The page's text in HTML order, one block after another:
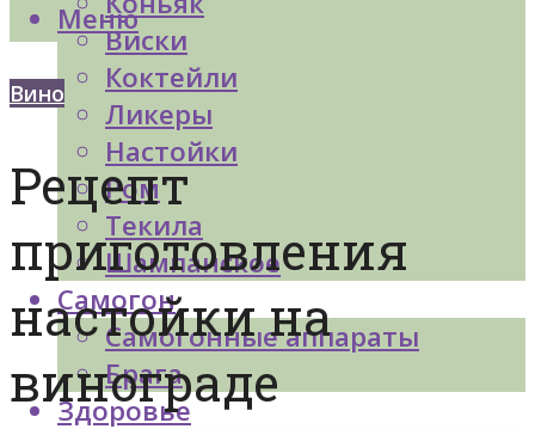
Виски
Коктейли
Ликеры
Настойки
Ром
Текила
Шампанское
Самогон
Самогонные аппараты
Брага
Здоровье
Меню
Вино
Рецепт
приготовления
настойки на
винограде